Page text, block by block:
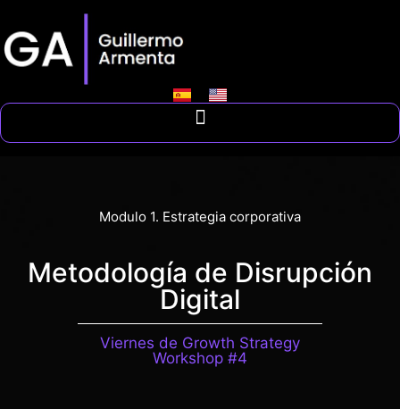
Modulo 1. Estrategia corporativa
Metodología de Disrupción
Digital
Viernes de Growth Strategy
Workshop #4